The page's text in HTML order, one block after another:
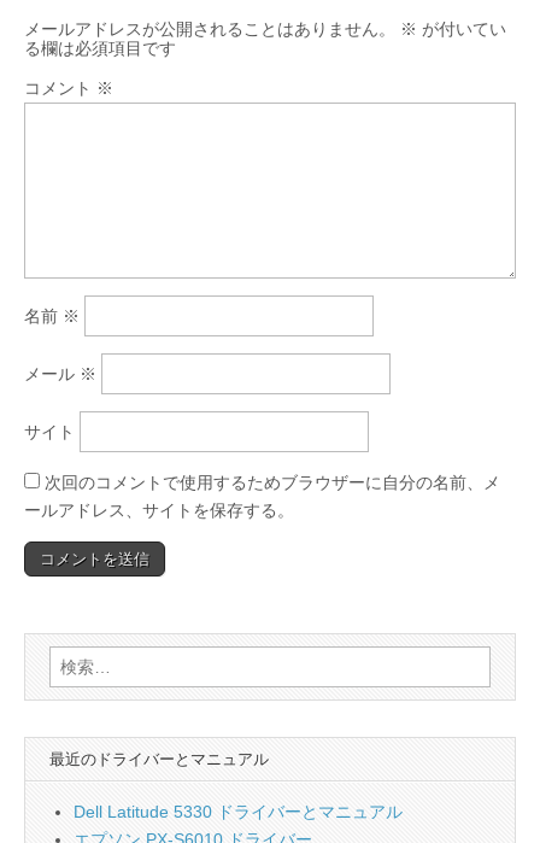
メールアドレスが公開されることはありません。 ※ が付いてい
る欄は必須項目です
コメント ※
名前 ※
メール ※
サイト
次回のコメントで使用するためブラウザーに自分の名前、メ
ールアドレス、サイトを保存する。
検
索:
最近のドライバーとマニュアル
Dell Latitude 5330 ドライバーとマニュアル